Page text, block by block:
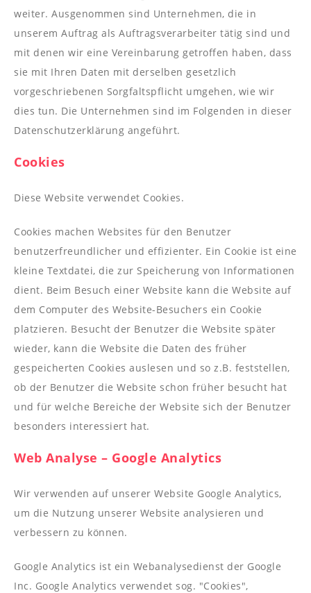
----
----
--
weiter. Ausgenommen sind Unternehmen, die in
unserem Auftrag als Auftragsverarbeiter tätig sind und
mit denen wir eine Vereinbarung getroffen haben, dass
sie mit Ihren Daten mit derselben gesetzlich
vorgeschriebenen Sorgfaltspflicht umgehen, wie wir
dies tun. Die Unternehmen sind im Folgenden in dieser
Datenschutzerklärung angeführt.
Cookies
Diese Website verwendet Cookies.
Cookies machen Websites für den Benutzer
benutzerfreundlicher und effizienter. Ein Cookie ist eine
kleine Textdatei, die zur Speicherung von Informationen
dient. Beim Besuch einer Website kann die Website auf
dem Computer des Website-Besuchers ein Cookie
platzieren. Besucht der Benutzer die Website später
wieder, kann die Website die Daten des früher
gespeicherten Cookies auslesen und so z.B. feststellen,
ob der Benutzer die Website schon früher besucht hat
und für welche Bereiche der Website sich der Benutzer
besonders interessiert hat.
Web Analyse – Google Analytics
Wir verwenden auf unserer Website Google Analytics,
um die Nutzung unserer Website analysieren und
verbessern zu können.
Google Analytics ist ein Webanalysedienst der Google
Inc. Google Analytics verwendet sog. "Cookies",